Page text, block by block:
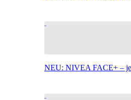
NEU: NIVEA FACE+ –